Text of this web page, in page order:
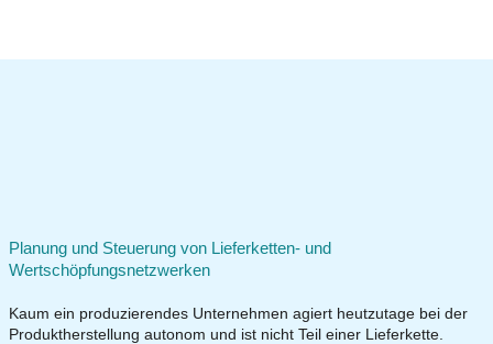
Planung und Steuerung von Lieferketten- und
Wertschöpfungsnetzwerken
Kaum ein produzierendes Unternehmen agiert heutzutage bei der
Produktherstellung autonom und ist nicht Teil einer Lieferkette.